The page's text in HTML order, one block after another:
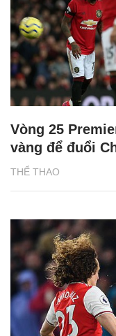
THỂ THAO
Vòng 25
vàng để đuổi